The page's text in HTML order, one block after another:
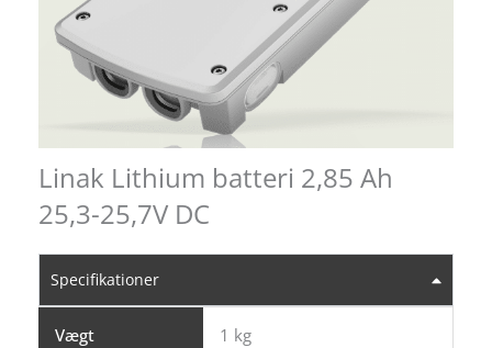
Linak Lithium batteri 2,85 Ah
25,3-25,7V DC
Specifikationer
Vægt 1 kg